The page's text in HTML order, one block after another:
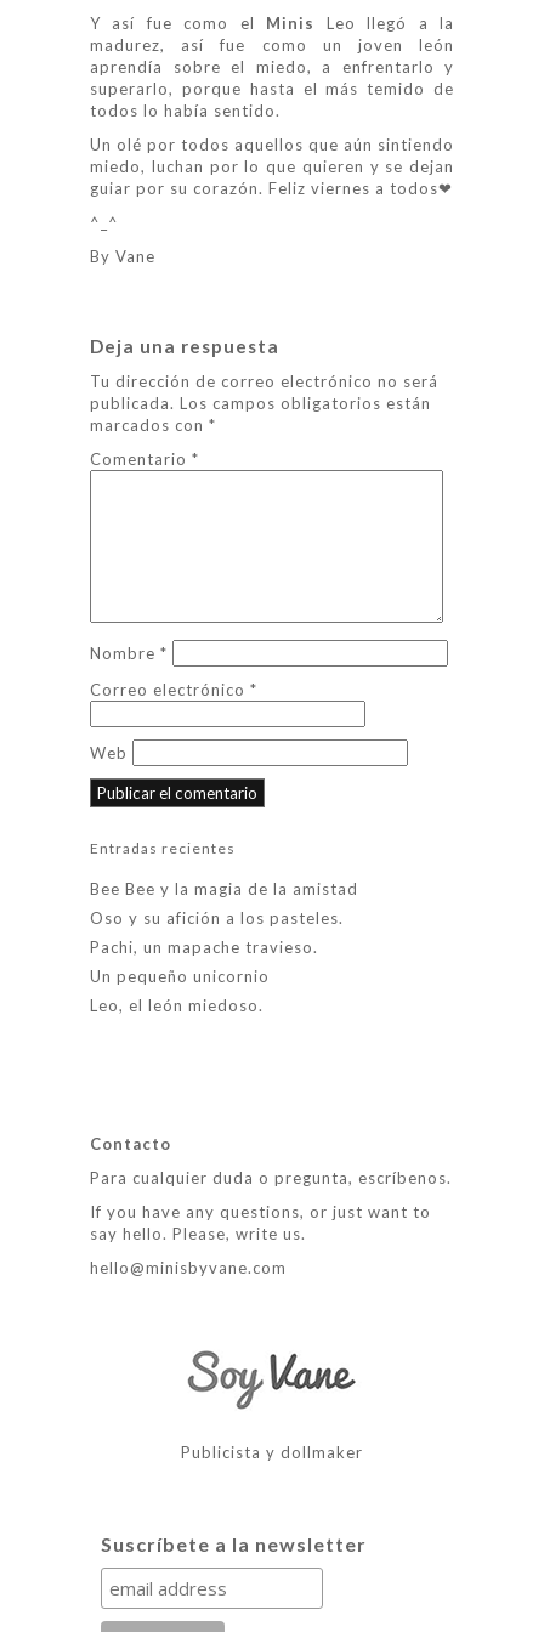
Y así fue como el Minis Leo llegó a la
madurez, así fue como un joven león
aprendía sobre el miedo, a enfrentarlo y
superarlo, porque hasta el más temido de
todos lo había sentido.
Un olé por todos aquellos que aún sintiendo
miedo, luchan por lo que quieren y se dejan
guiar por su corazón. Feliz viernes a todos❤
^_^
By Vane
Deja una respuesta
Tu dirección de correo electrónico no será
publicada. Los campos obligatorios están
marcados con *
Comentario *
Nombre *
Correo electrónico *
Web
Entradas recientes
Bee Bee y la magia de la amistad
Oso y su afición a los pasteles.
Pachi, un mapache travieso.
Un pequeño unicornio
Leo, el león miedoso.
Contacto
Para cualquier duda o pregunta, escríbenos.
If you have any questions, or just want to
say hello. Please, write us.
hello@minisbyvane.com
Publicista y dollmaker
Suscríbete a la newsletter